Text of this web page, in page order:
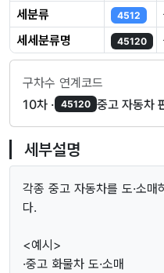
세분류
4512
세세분류명
45120
구차수 연계코드
10차 · 45120 중고 자동차
세부설명
각종 중고 자동차를 도·소
다.
<예시>
·중고 화물차 도·소매